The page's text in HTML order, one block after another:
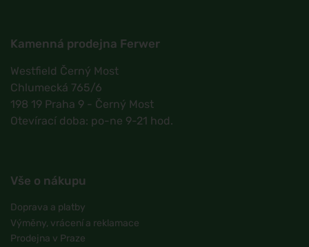
Kamenná prodejna Ferwer
Westfield Černý Most
Chlumecká 765/6
198 19 Praha 9 - Černý Most
Otevírací doba: po-ne 9-21 hod.
Vše o nákupu
Doprava a platby
Výměny, vrácení a reklamace
Prodejna v Praze